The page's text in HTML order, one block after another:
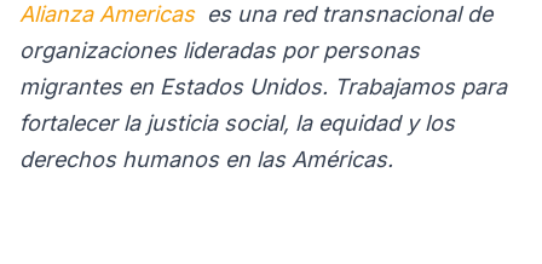
Alianza Americases una red transnacional de
organizaciones lideradas por personas
migrantes en Estados Unidos. Trabajamos para
fortalecer la justicia social, la equidad y los
derechos humanos en las Américas.